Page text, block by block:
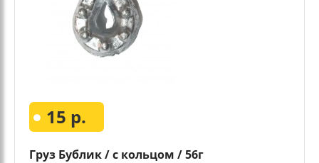
15 р.
Груз Бублик / с кольцом / 56г